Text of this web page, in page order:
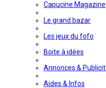
Capucine Magazine
Le grand bazar
Les jeux du fofo
Boite à idées
Annonces &
Aides & Infos